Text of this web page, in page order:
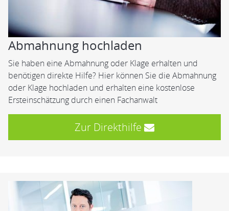
Abmahnung hochladen
Sie haben eine Abmahnung oder Klage erhalten und
benötigen direkte Hilfe? Hier können Sie die Abmahnung
oder Klage hochladen und erhalten eine kostenlose
Ersteinschätzung durch einen Fachanwalt
Zur Direkthilfe